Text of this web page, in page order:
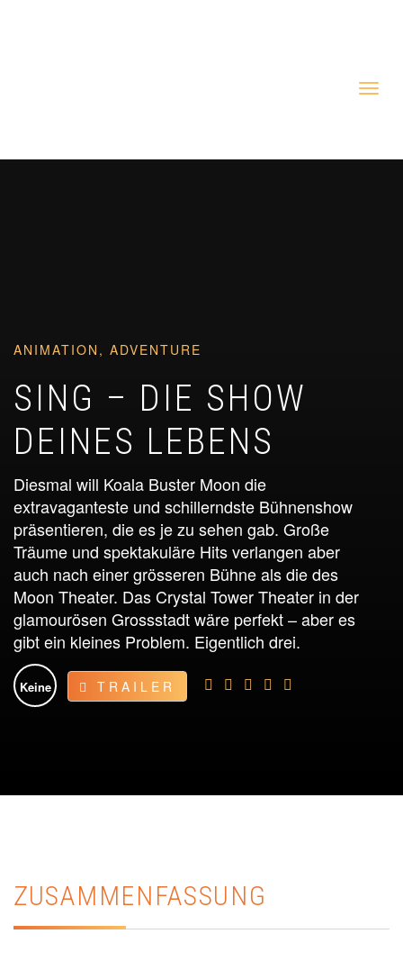
ANIMATION, ADVENTURE
SING – DIE SHOW
DEINES LEBENS
Diesmal will Koala Buster Moon die
extravaganteste und schillerndste Bühnenshow
präsentieren, die es je zu sehen gab. Große
Träume und spektakuläre Hits verlangen aber
auch nach einer grösseren Bühne als die des
Moon Theater. Das Crystal Tower Theater in der
glamourösen Grossstadt wäre perfekt – aber es
gibt ein kleines Problem. Eigentlich drei.
Keine TRAILER
ZUSAMMENFASSUNG